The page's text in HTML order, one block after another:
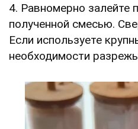
4. Равномерно залейте
полученной смесью.
Если используете
необходимости